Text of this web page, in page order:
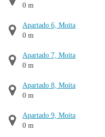
0 m
Apartado 6, Moita
0 m
Apartado 7, Moita
0 m
Apartado 8, Moita
0 m
Apartado 9, Moita
0 m